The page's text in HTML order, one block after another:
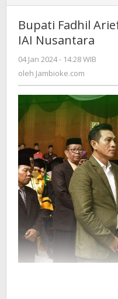
Bupati Fadhil
IAI Nusantara
04 Jan 2024 - 14:28 WIB
oleh Jambioke.com